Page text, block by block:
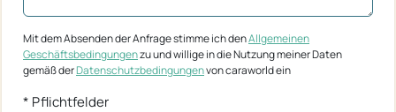
Mit dem Absenden der Anfrage stimme ich denAllgemeinen
Geschäftsbedingungenzu und willige in die Nutzung meiner Daten
gemäß derDatenschutzbedingungenvon caraworld ein
* Pflichtfelder